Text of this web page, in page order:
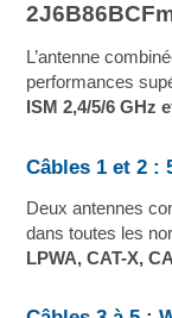
L’antenne
performances
ISM 2,4/5/6 GHz
Câbles 1 et 2 :
Deux antennes
dans toutes les
LPWA, CAT-X,